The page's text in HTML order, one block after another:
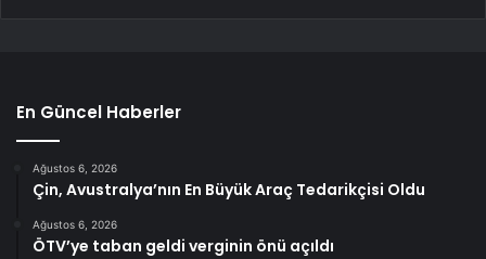
En Güncel Haberler
Ağustos 6, 2026
Çin, Avustralya’nın En Büyük Araç Tedarikçisi Oldu
Ağustos 6, 2026
ÖTV’ye taban geldi verginin önü açıldı